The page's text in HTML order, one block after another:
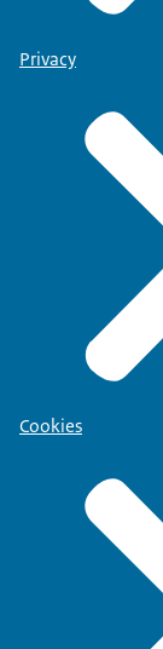
Privacy
Cookies